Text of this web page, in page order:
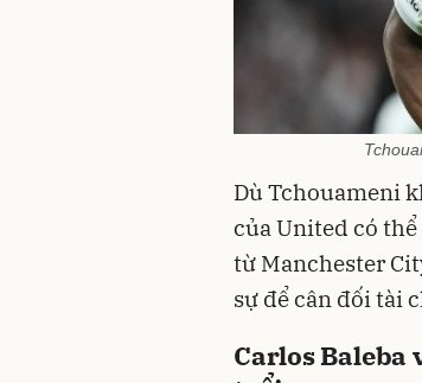
Dù Tchouameni
của United có
từ Manchester
sự để cân đối tài
Carlos Baleba